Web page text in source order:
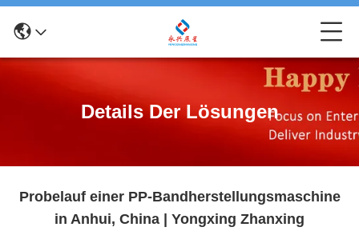
Details Der Lösungen
Probelauf einer PP-Bandherstellungsmaschine
in Anhui, China | Yongxing Zhanxing